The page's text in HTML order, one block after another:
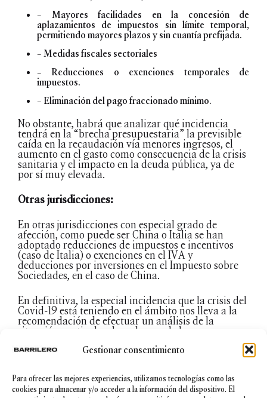
Gestionar consentimiento
Para ofrecer las mejores experiencias, utilizamos tecnologías como las
cookies para almacenar y/o acceder a la información del dispositivo. El
– Mayores facilidades en la concesión de
aplazamientos de impuestos sin límite temporal,
permitiendo mayores plazos y sin cuantía prefijada.
– Medidas fiscales sectoriales
– Reducciones o exenciones temporales de
impuestos.
– Eliminación del pago fraccionado mínimo.
No obstante, habrá que analizar qué incidencia
tendrá en la “brecha presupuestaria” la previsible
caída en la recaudación vía menores ingresos, el
aumento en el gasto como consecuencia de la crisis
sanitaria y el impacto en la deuda pública, ya de
por sí muy elevada.
Otras jurisdicciones:
En otras jurisdicciones con especial grado de
afección, como puede ser China o Italia se han
adoptado reducciones de impuestos e incentivos
(caso de Italia) o exenciones en el IVA y
deducciones por inversiones en el Impuesto sobre
Sociedades, en el caso de China.
En definitiva, la especial incidencia que la crisis del
Covid-19 está teniendo en el ámbito nos lleva a la
recomendación de efectuar un análisis de la
situación particular de cada una de las empresas,
que hemos apuntado y, en particular, el sector en
que trabajan, si operan en diferentes jurisdicciones,
qué necesidades de liquidez y circulante tienen, y
qué medidas se han implantado y cuales se pueden
implantar.